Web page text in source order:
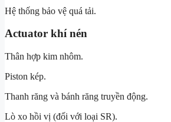
Hệ thống bảo vệ quá tải.
Actuator khí nén
Thân hợp kim nhôm.
Piston kép.
Thanh răng và bánh răng truyền động.
Lò xo hồi vị (đối với loại SR).